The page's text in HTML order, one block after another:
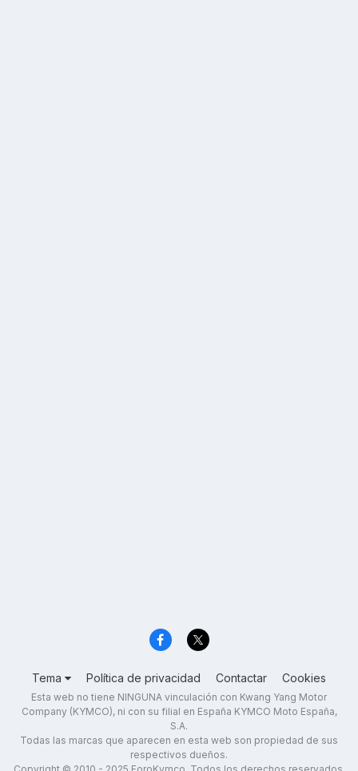
Tema Política de privacidad Contactar Cookies
Esta web no tiene NINGUNA vinculación con Kwang Yang Motor
Company (KYMCO), ni con su filial en España KYMCO Moto España,
S.A.
Todas las marcas que aparecen en esta web son propiedad de sus
respectivos dueños.